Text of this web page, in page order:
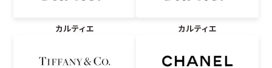
カルティエ カルティエ